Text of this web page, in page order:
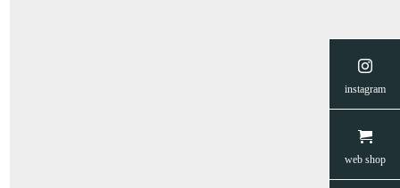
・
【creema
支援につ
🐈☂️
News
instagram
web shop